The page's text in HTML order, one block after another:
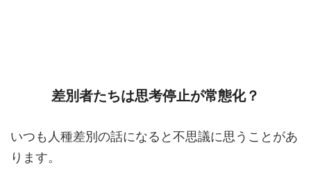
差別者たちは思考停止が常態化？
いつも人種差別の話になると不思議に思うことがあ
ります。